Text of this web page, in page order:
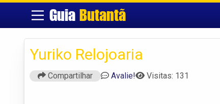
GuiaButantã
Yuriko Relojoaria
Compartilhar Avalie! Visitas: 131